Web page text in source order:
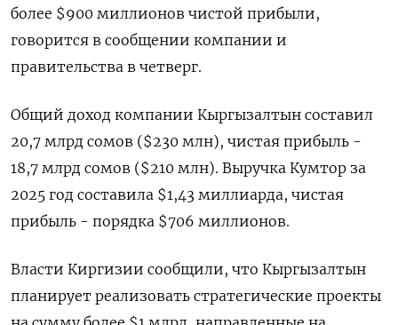
более $900 миллионов ​чистой ​прибыли, ​
говорится в сообщении ⁠компании и
‌правительства в ‌четверг.
Общий доход компании Кыргызалтын составил ​
20,7 млрд ‌сомов ($230 млн), чистая ​прибыль -
18,7 млрд ‌сомов ($210 млн). Выручка Кумтор за
2025 год составила $1,43 ​миллиарда, ​чистая
‌прибыль - порядка $706 миллионов.
Власти Киргизии ​сообщили, что Кыргызалтын
планирует реализовать стратегические проекты